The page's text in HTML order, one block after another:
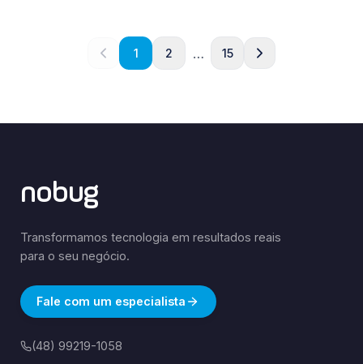
1 2 … 15
nobug
Transformamos tecnologia em resultados reais
para o seu negócio.
Fale com um especialista
(48) 99219-1058